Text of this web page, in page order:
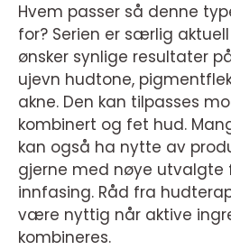
Hvem passer så denne
for? Serien er særlig
ønsker synlige resultater
ujevn hudtone,
akne. Den kan tilpasses
kombinert og fet hud.
kan også ha nytte av
gjerne med nøye utvalgte
innfasing. Råd fra
være nyttig når aktive
kombineres.